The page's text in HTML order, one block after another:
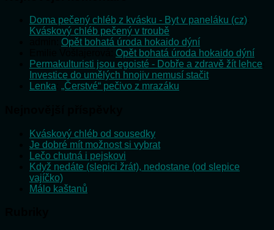
Doma pečený chléb z kvásku - Byt v paneláku (cz)
Kváskový chléb pečený v troubě
Opět bohatá úroda hokaido dýní
Opět bohatá úroda hokaido dýní
Permakulturisti jsou egoisté - Dobře a zdravě žít lehce
Investice do umělých hnojiv nemusí stačit
Lenka „Čerstvé“ pečivo z mrazáku
Kváskový chléb od sousedky
Je dobré mít možnost si vybrat
Lečo chutná i pejskovi
Když nedáte (slepici žrát), nedostane (od slepice
vajíčko)
Málo kaštanů